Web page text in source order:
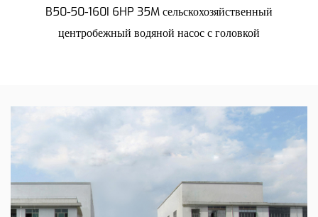
B50-50-160I 6HP 35M сельскохозяйственный
центробежный водяной насос с головкой